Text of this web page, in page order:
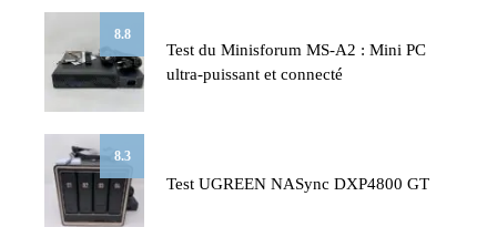
8.8
Test du Minisforum MS-A2 : Mini PC
ultra-puissant et connecté
8.3
Test UGREEN NASync DXP4800 GT